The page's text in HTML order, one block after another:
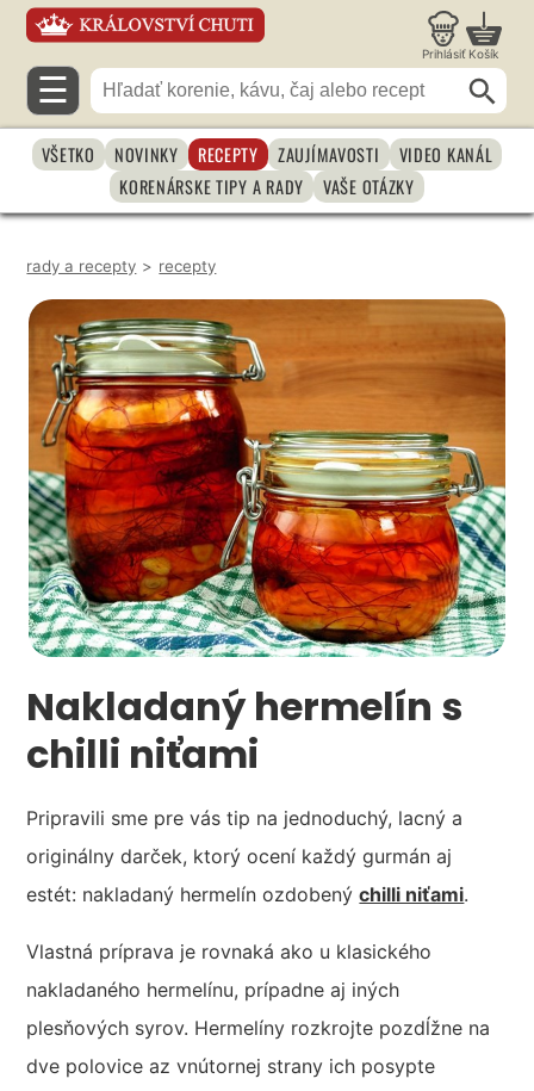
Prihlásiť Košík
☰
VŠETKO NOVINKY RECEPTY ZAUJÍMAVOSTI
VIDEO KANÁL
KORENÁRSKE TIPY A RADY
VAŠE OTÁZKY
rady a recepty > recepty
Nakladaný hermelín s
chilli niťami
Pripravili sme pre vás tip na jednoduchý, lacný a
originálny darček, ktorý ocení každý gurmán aj
estét: nakladaný hermelín ozdobenýchilli niťami.
Vlastná príprava je rovnaká ako u klasického
nakladaného hermelínu, prípadne aj iných
plesňových syrov. Hermelíny rozkrojte pozdĺžne na
dve polovice az vnútornej strany ich posypte